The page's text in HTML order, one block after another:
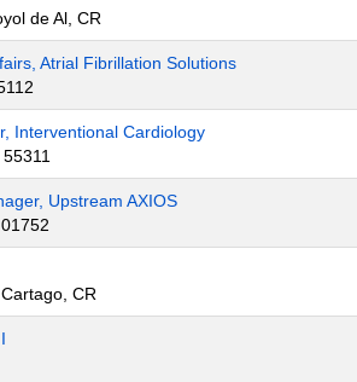
de Al, CR
Atrial Fibrillation Solutions
Interventional Cardiology
Upstream AXIOS
CR